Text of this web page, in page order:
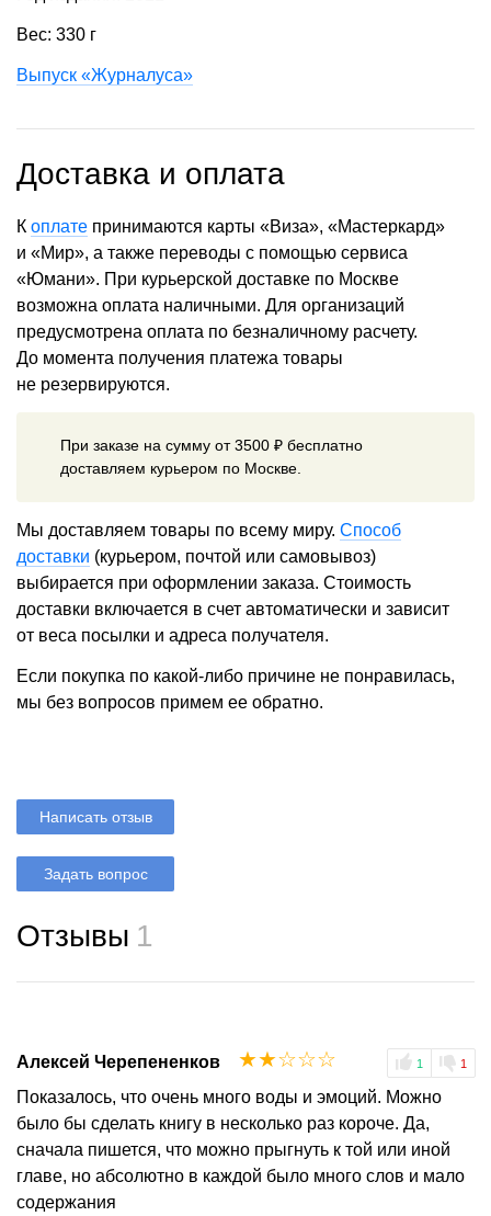
Вес: 330 г
Выпуск «Журналуса»
Доставка и оплата
К оплате принимаются карты «Виза», «Мастеркард»
и «Мир», а также переводы с помощью сервиса
«Юмани». При курьерской доставке по Москве
возможна оплата наличными. Для организаций
предусмотрена оплата по безналичному расчету.
До момента получения платежа товары
не резервируются.
При заказе на сумму от 3500 ₽ бесплатно
доставляем курьером по Москве.
Мы доставляем товары по всему миру. Способ
доставки (курьером, почтой или самовывоз)
выбирается при оформлении заказа. Стоимость
доставки включается в счет автоматически и зависит
от веса посылки и адреса получателя.
Если покупка по какой-либо причине не понравилась,
мы без вопросов примем ее обратно.
Написать отзыв
Задать вопрос
Отзывы 1
Алексей Черепененков 1 1
☆
☆
☆
☆
☆
Показалось, что очень много воды и эмоций. Можно
было бы сделать книгу в несколько раз короче. Да,
сначала пишется, что можно прыгнуть к той или иной
главе, но абсолютно в каждой было много слов и мало
содержания